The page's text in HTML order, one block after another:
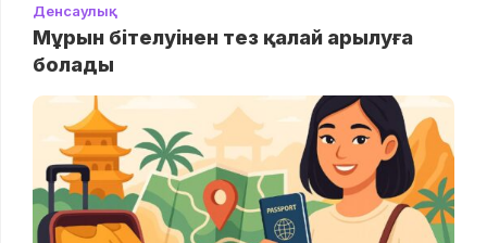
Денсаулық
Мұрын бітелуінен тез қалай арылуға
болады